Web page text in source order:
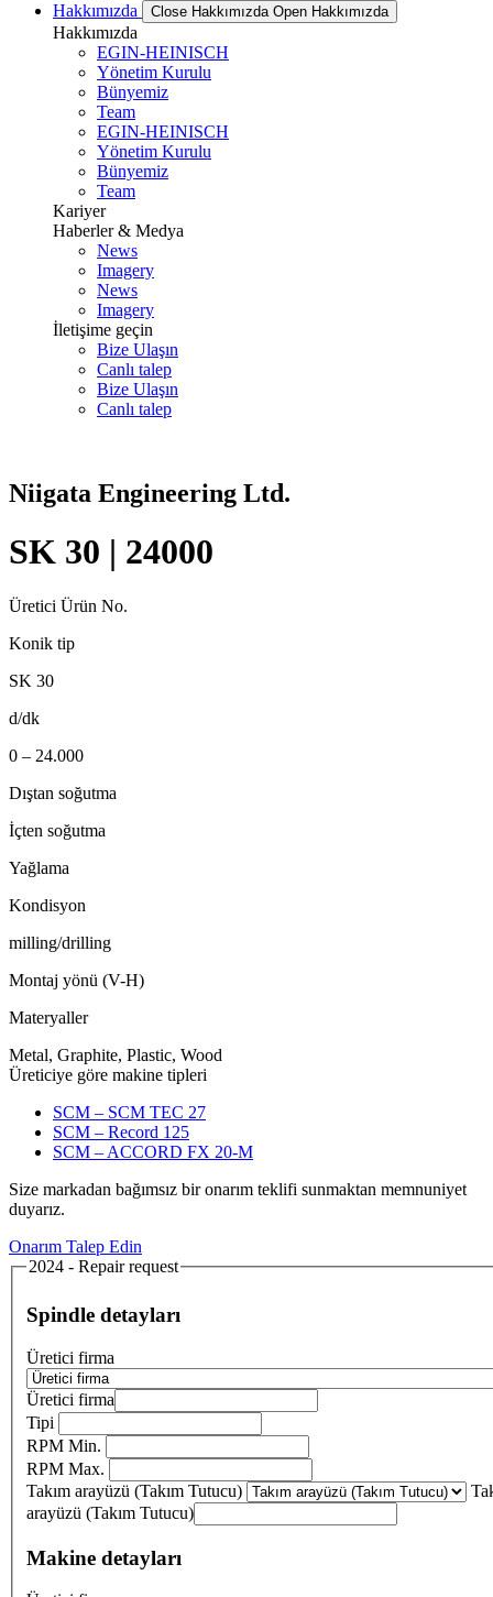
Hakkımızda
Close Hakkımızda Open Hakkımızda
Hakkımızda
EGIN-HEINISCH
Yönetim Kurulu
Bünyemiz
Team
EGIN-HEINISCH
Yönetim Kurulu
Bünyemiz
Team
Kariyer
Haberler & Medya
News
Imagery
News
Imagery
İletişime geçin
Bize Ulaşın
Canlı talep
Bize Ulaşın
Canlı talep
Niigata Engineering Ltd.
SK 30 | 24000
Üretici Ürün No.
Konik tip
SK 30
d/dk
0 – 24.000
Dıştan soğutma
İçten soğutma
Yağlama
Kondisyon
milling/drilling
Montaj yönü (V-H)
Materyaller
Metal, Graphite, Plastic, Wood
Üreticiye göre makine tipleri
SCM – SCM TEC 27
SCM – Record 125
SCM – ACCORD FX 20-M
Size markadan bağımsız bir onarım teklifi sunmaktan memnuniyet
duyarız.
Onarım Talep Edin
2024 - Repair request
Spindle detayları
Üretici firma
Üretici firma
Tipi
RPM Min.
RPM Max.
Takım arayüzü (Takım Tutucu)
arayüzü (Takım Tutucu)
Makine detayları